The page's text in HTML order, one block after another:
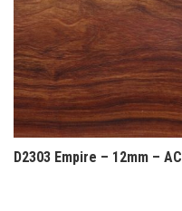
D2303 Empire – 12mm –